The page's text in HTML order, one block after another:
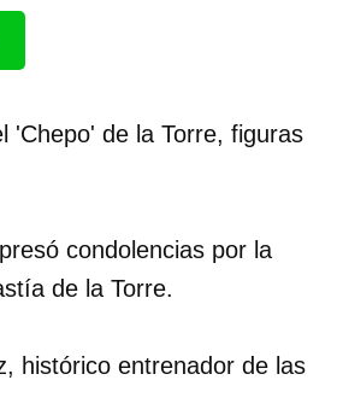
'Chepo' de la Torre, figuras
condolencias por la
de la Torre.
histórico entrenador de las